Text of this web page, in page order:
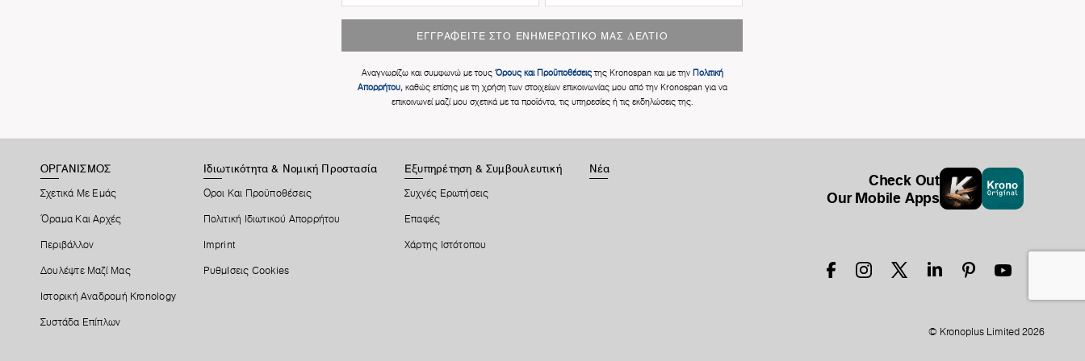
ΕΓΓΡΑΦΕΊΤΕ ΣΤΟ ΕΝΗΜΕΡΩΤΙΚΌ ΜΑΣ ΔΕΛΤΊΟ
Αναγνωρίζω και συμφωνώ με τους Όρους και Προϋποθέσειςτης Kronospan και με την Πολιτική
Απορρήτου,καθώς επίσης με τη χρήση των στοιχείων επικοινωνίας μου από την Kronospan για να
επικοινωνεί μαζί μου σχετικά με τα προϊόντα, τις υπηρεσίες ή τις εκδηλώσεις της.
ΟΡΓΑΝΙΣΜΟΣ
Σχετικά Με Εμάς
Όραμα Και Αρχές
Περιβάλλον
Δουλέψτε Μαζί Μας
Ιστορική Αναδρομή Kronology
Συστάδα Επίπλων
Ιδιωτικότητα & Νομική Προστασία
Οροι Και Προϋποθέσεις
Πολιτική Ιδιωτικού Απορρήτου
Imprint
ΡυθμIσεις Cookies
Εξυπηρέτηση & Συμβουλευτική
Συχνές Ερωτήσεις
Επαφές
Χάρτης Ιστότοπου
Νέα
Check Out
Our Mobile Apps
© Kronoplus Limited 2026